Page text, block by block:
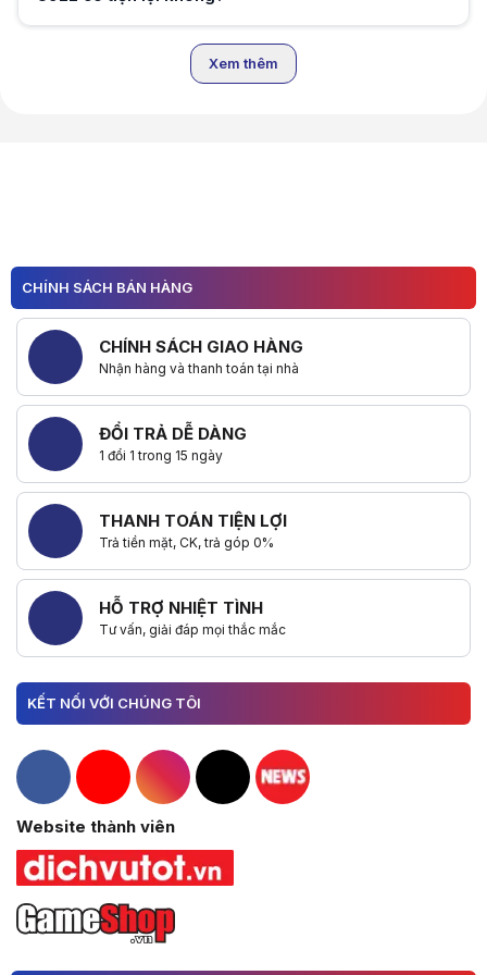
Xem thêm
CHÍNH SÁCH BÁN HÀNG
CHÍNH SÁCH GIAO HÀNG
Nhận hàng và thanh toán tại nhà
ĐỔI TRẢ DỄ DÀNG
1 đổi 1 trong 15 ngày
THANH TOÁN TIỆN LỢI
Trả tiền mặt, CK, trả góp 0%
HỖ TRỢ NHIỆT TÌNH
Tư vấn, giải đáp mọi thắc mắc
KẾT NỐI VỚI CHÚNG TÔI
Hacom Facebook
Hacom YouTube
Hacom Instagram
Hacom TikTok
Website thành viên